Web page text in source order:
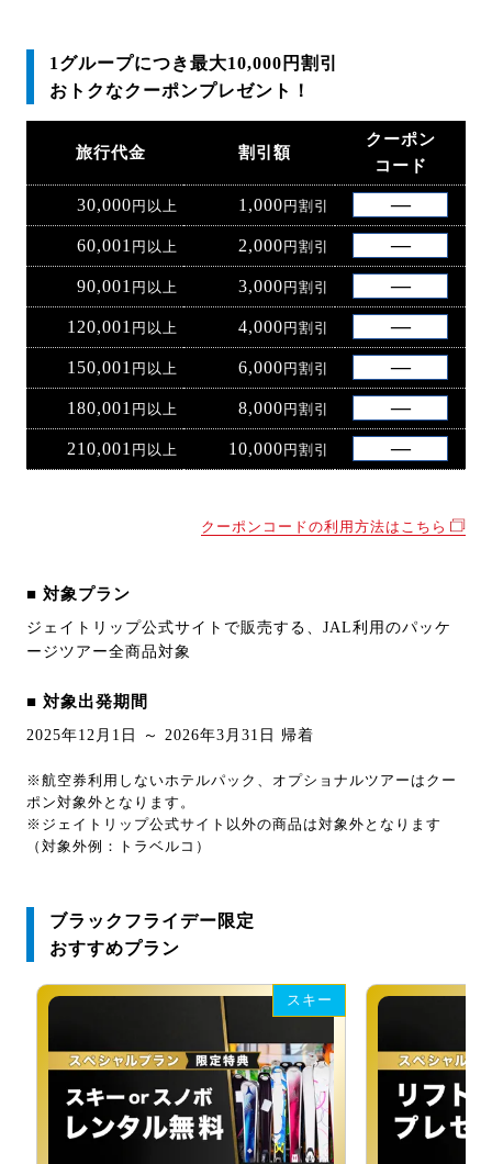
1グループにつき最大10,000円割引
おトクなクーポンプレゼント！
旅行代金 割引額
クーポン
コード
30,000 円以上 1,000 円割引
60,001 円以上 2,000 円割引
90,001 円以上 3,000 円割引
120,001 円以上 4,000 円割引
150,001 円以上 6,000 円割引
180,001 円以上 8,000 円割引
210,001 円以上 10,000 円割引
クーポンコードの利用方法はこちら
■ 対象プラン
ジェイトリップ公式サイトで販売する、JAL利用のパッケ
ージツアー全商品対象
■ 対象出発期間
2025年12月1日 ～ 2026年3月31日 帰着
※航空券利用しないホテルパック、オプショナルツアーはクー
ポン対象外となります。
※ジェイトリップ公式サイト以外の商品は対象外となります
（対象外例：トラベルコ）
ブラックフライデー限定
おすすめプラン
スキー